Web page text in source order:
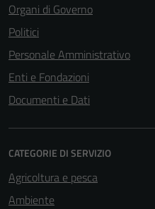
Organi di Governo
Politici
Personale Amministrativo
Enti e Fondazioni
Documenti e Dati
CATEGORIE DI SERVIZIO
Agricoltura e pesca
Ambiente